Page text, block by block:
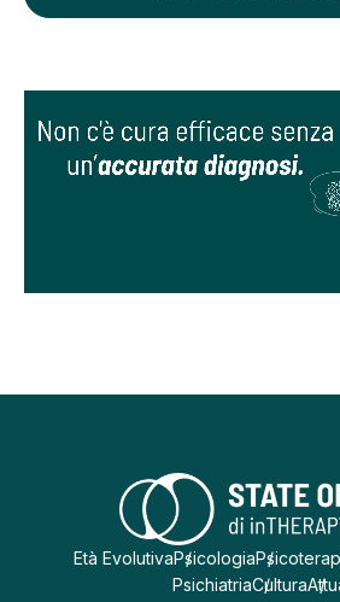
Età EvolutivaPsicologia
PsichiatriaCultura